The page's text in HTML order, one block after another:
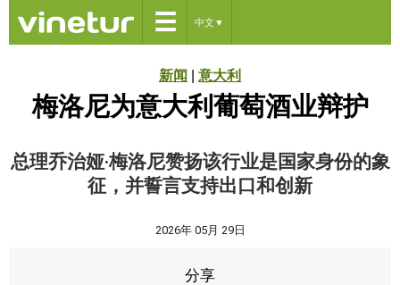
☰ 中文 ▼
新闻 意大利
梅洛尼为意大利葡萄酒业辩护
总理乔治娅·梅洛尼赞扬该行业是国家身份的象
征，并誓言支持出口和创新
2026年 05月 29日
分享